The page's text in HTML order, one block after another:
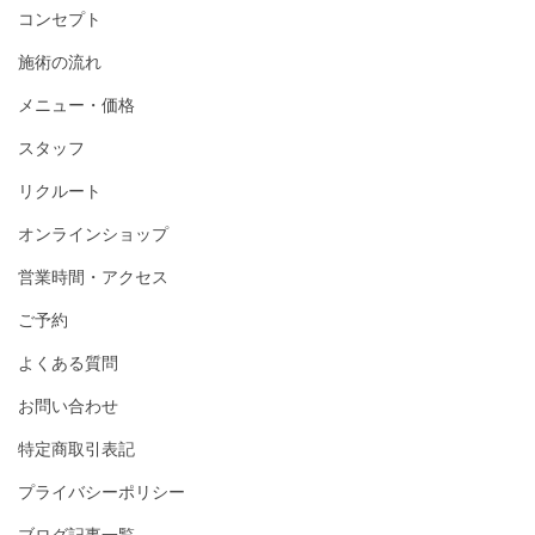
コンセプト
施術の流れ
メニュー・価格
スタッフ
リクルート
オンラインショップ
営業時間・アクセス
ご予約
よくある質問
お問い合わせ
特定商取引表記
プライバシーポリシー